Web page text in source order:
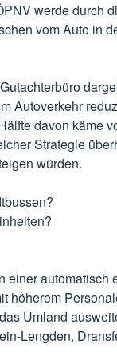
werde durch
vom Auto in
Autoverkehr
davon käme
Strategie
würden.
einer
höherem
Umland
Lengden,